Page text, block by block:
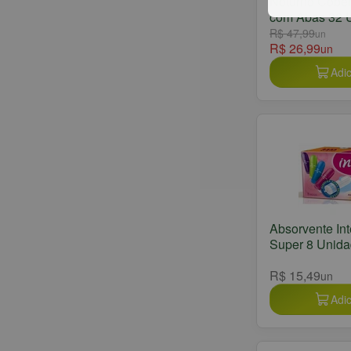
com Abas 32
R$ 47,99un
R$ 26,99un
Absorvente
Super 8
R$ 15,49un